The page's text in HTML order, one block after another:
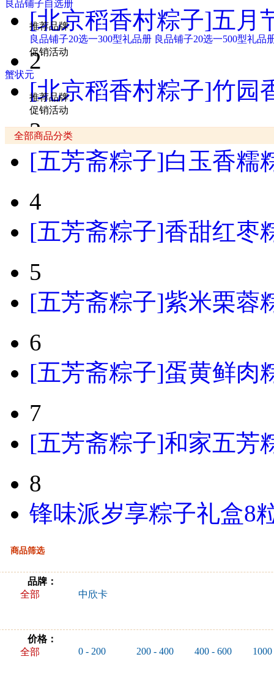
良品铺子自选册
推荐品牌
良品铺子20选一300型礼品册 良品铺子20选一500型礼品
促销活动
蟹状元
推荐品牌
促销活动
全部商品分类
[北京稻香村粽子]五月
2
[北京稻香村粽子]竹园
3
[五芳斋粽子]白玉香糯
4
[五芳斋粽子]香甜红枣
5
[五芳斋粽子]紫米栗蓉
6
[五芳斋粽子]蛋黄鲜肉
7
[五芳斋粽子]和家五芳
8
锋味派岁享粽子礼盒8
商品筛选
品牌：
全部
中欣卡
价格：
全部
0 - 200 200 - 400 400 - 600